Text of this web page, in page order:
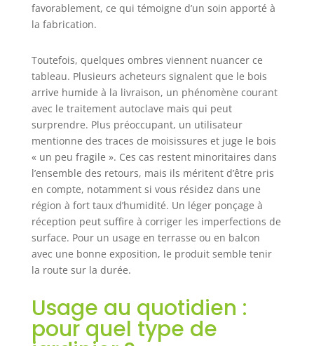
favorablement, ce qui témoigne d’un soin apporté à
la fabrication.
Toutefois, quelques ombres viennent nuancer ce
tableau. Plusieurs acheteurs signalent que le bois
arrive humide à la livraison, un phénomène courant
avec le traitement autoclave mais qui peut
surprendre. Plus préoccupant, un utilisateur
mentionne des traces de moisissures et juge le bois
« un peu fragile ». Ces cas restent minoritaires dans
l’ensemble des retours, mais ils méritent d’être pris
en compte, notamment si vous résidez dans une
région à fort taux d’humidité. Un léger ponçage à
réception peut suffire à corriger les imperfections de
surface. Pour un usage en terrasse ou en balcon
avec une bonne exposition, le produit semble tenir
la route sur la durée.
Usage au quotidien :
pour quel type de